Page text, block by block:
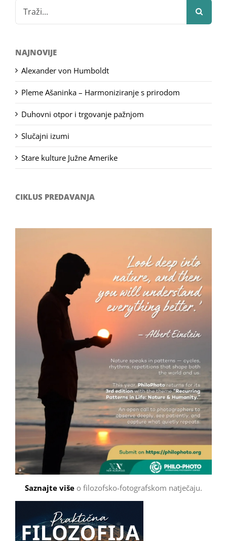
Search
for:
NAJNOVIJE
Alexander von Humboldt
Pleme Ašaninka – Harmoniziranje s prirodom
Duhovni otpor i trgovanje pažnjom
Slučajni izumi
Stare kulture Južne Amerike
CIKLUS PREDAVANJA
Saznajte više o filozofsko-fotografskom natječaju.